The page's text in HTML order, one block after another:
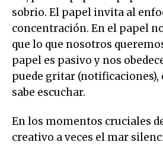
sobrio. El papel invita al
concentración. En el papel
que lo que nosotros
papel es pasivo y nos
puede gritar (notificaciones),
sabe escuchar.
En los momentos cruciales
creativo a veces el mar